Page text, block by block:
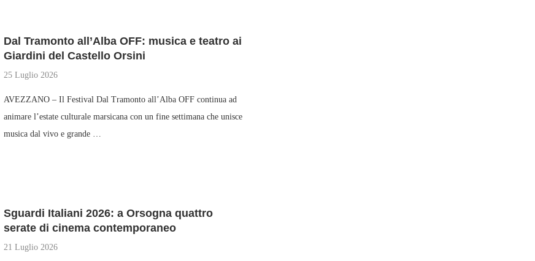
Dal Tramonto all’Alba OFF: musica e teatro ai
Giardini del Castello Orsini
25 Luglio 2026
AVEZZANO – Il Festival Dal Tramonto all’Alba OFF continua ad
animare l’estate culturale marsicana con un fine settimana che unisce
musica dal vivo e grande …
Sguardi Italiani 2026: a Orsogna quattro
serate di cinema contemporaneo
21 Luglio 2026